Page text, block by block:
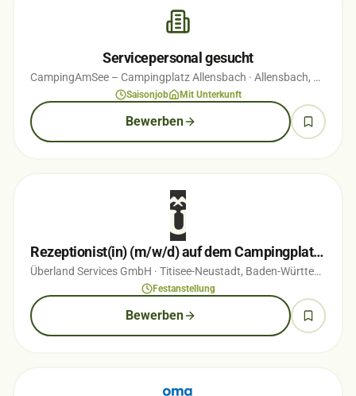
Servicepersonal gesucht
CampingAmSee – Campingplatz Allensbach · Allensbach, Baden-Württemberg
Saisonjob Mit Unterkunft
Bewerben
Rezeptionist(in) (m/w/d) auf dem Campingplatz Titisee
Überland Services GmbH · Titisee-Neustadt, Baden-Württemberg
Festanstellung
Bewerben